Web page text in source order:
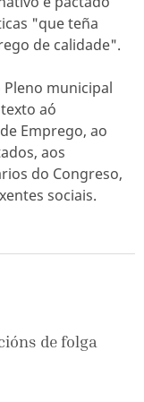
"que teña
de calidade".
municipal
aó
Emprego, ao
aos
do Congreso,
sociais.
de folga